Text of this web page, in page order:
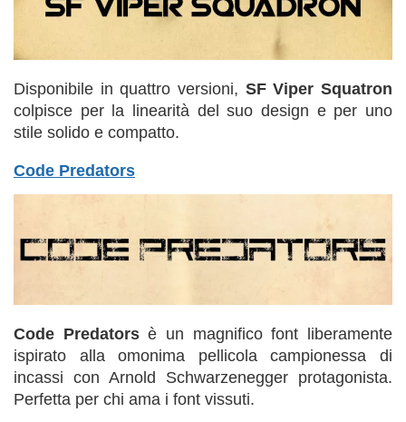
Disponibile in quattro versioni, SF Viper Squatron
colpisce per la linearità del suo design e per uno
stile solido e compatto.
Code Predators
Code Predatorsè un magnifico font liberamente
ispirato alla omonima pellicola campionessa di
incassi con Arnold Schwarzenegger protagonista.
Perfetta per chi ama i font vissuti.